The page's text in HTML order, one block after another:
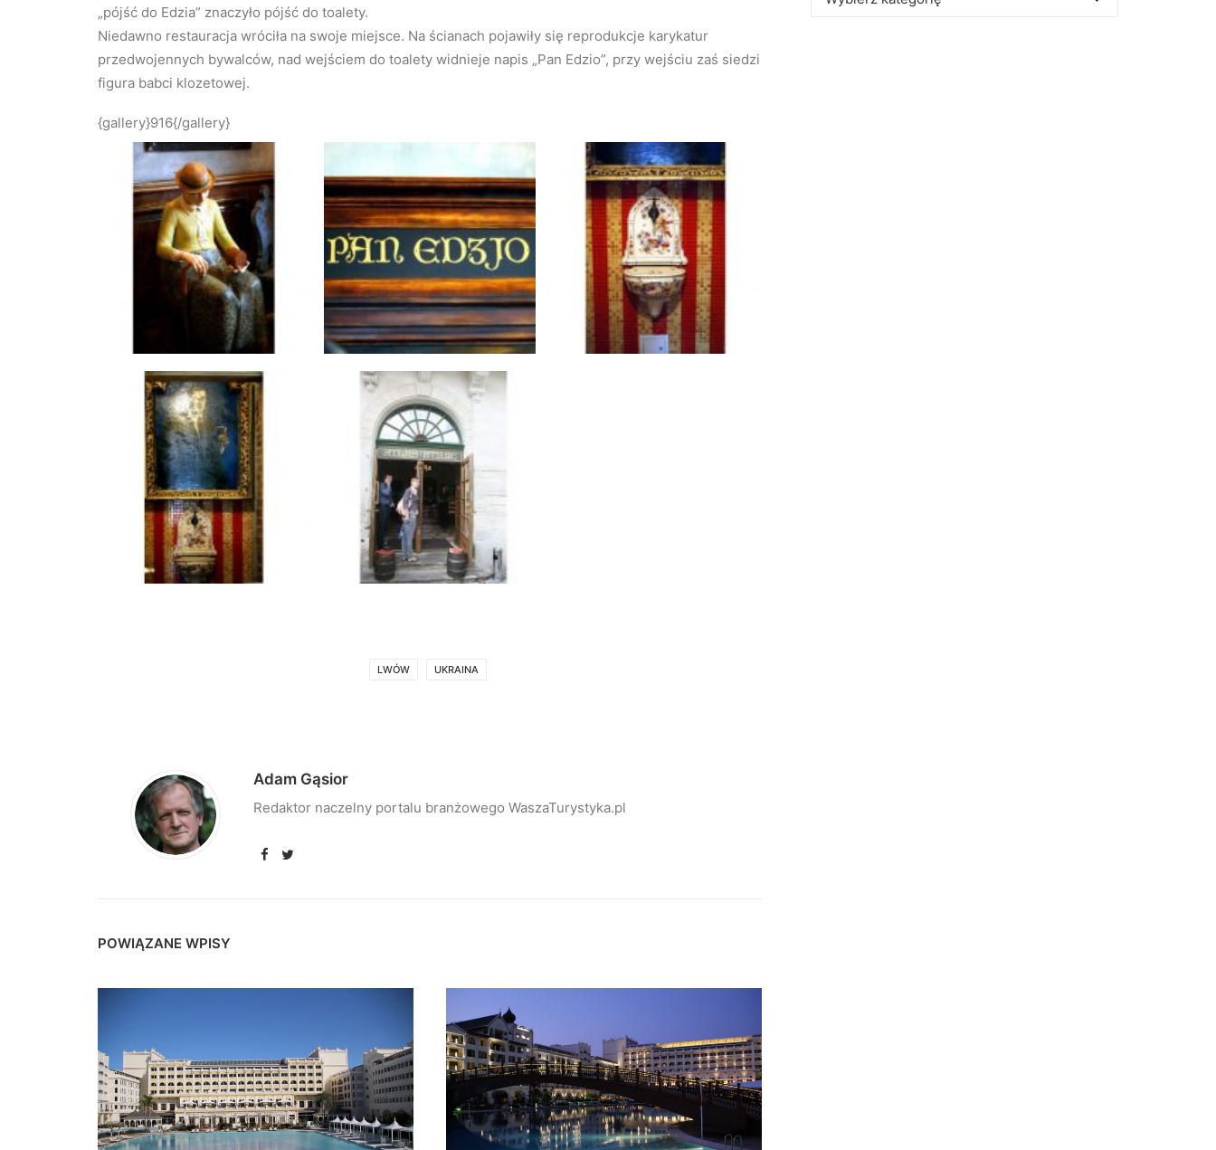
„pójść do Edzia” znaczyło pójść do toalety.
Niedawno restauracja wróciła na swoje miejsce. Na ścianach pojawiły się reprodukcje karykatur
przedwojennych bywalców, nad wejściem do toalety widnieje napis „Pan Edzio”, przy wejściu zaś siedzi
figura babci klozetowej.
{gallery}916{/gallery}
LWÓW UKRAINA
Adam Gąsior
Redaktor naczelny portalu branżowego WaszaTurystyka.pl
POWIĄZANE WPISY